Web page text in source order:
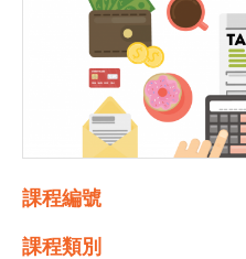
課程編號
課程類別